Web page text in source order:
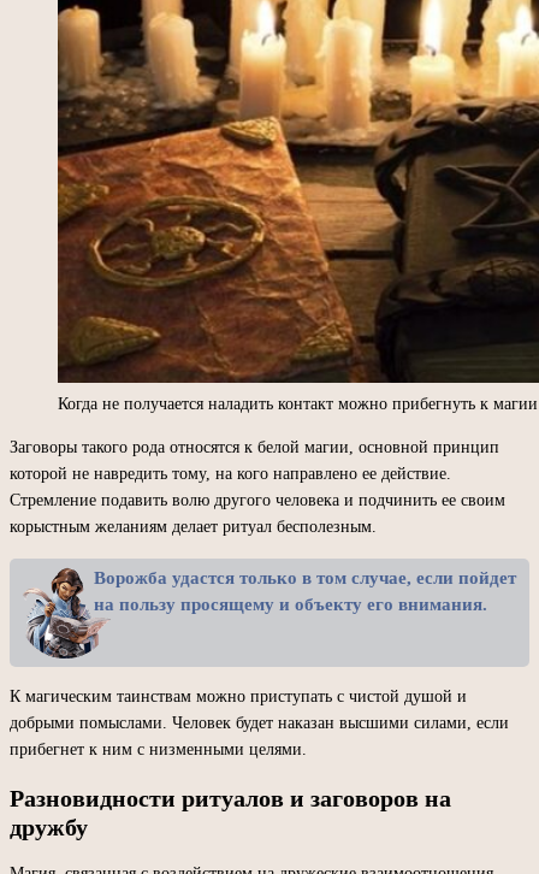
Когда не получается наладить контакт можно прибегнуть к
Заговоры такого рода относятся к белой магии, основной принцип
которой не навредить тому, на кого направлено ее действие.
Стремление подавить волю другого человека и подчинить ее своим
корыстным желаниям делает ритуал бесполезным.
Ворожба удастся только в том случае, если пойдет
на пользу просящему и объекту его внимания.
К магическим таинствам можно приступать с чистой душой и
добрыми помыслами. Человек будет наказан высшими силами, если
прибегнет к ним с низменными целями.
Разновидности ритуалов и заговоров на
дружбу